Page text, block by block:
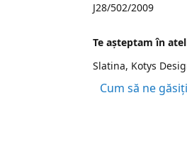
J28/502/2009
Te aşteptam în
Slatina, Kotys
Cum să ne găsiți